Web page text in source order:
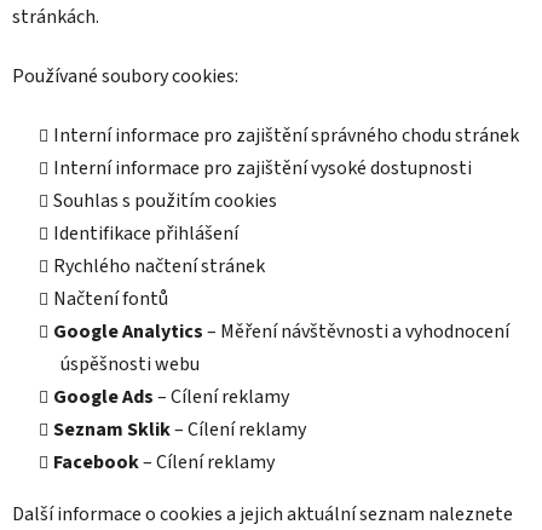
stránkách.
Používané soubory cookies:
Interní informace pro zajištění správného chodu stránek
Interní informace pro zajištění vysoké dostupnosti
Souhlas s použitím cookies
Identifikace přihlášení
Rychlého načtení stránek
Načtení fontů
Google Analytics– Měření návštěvnosti a vyhodnocení
úspěšnosti webu
Google Ads– Cílení reklamy
Seznam Sklik– Cílení reklamy
Facebook– Cílení reklamy
Další informace o cookies a jejich aktuální seznam naleznete